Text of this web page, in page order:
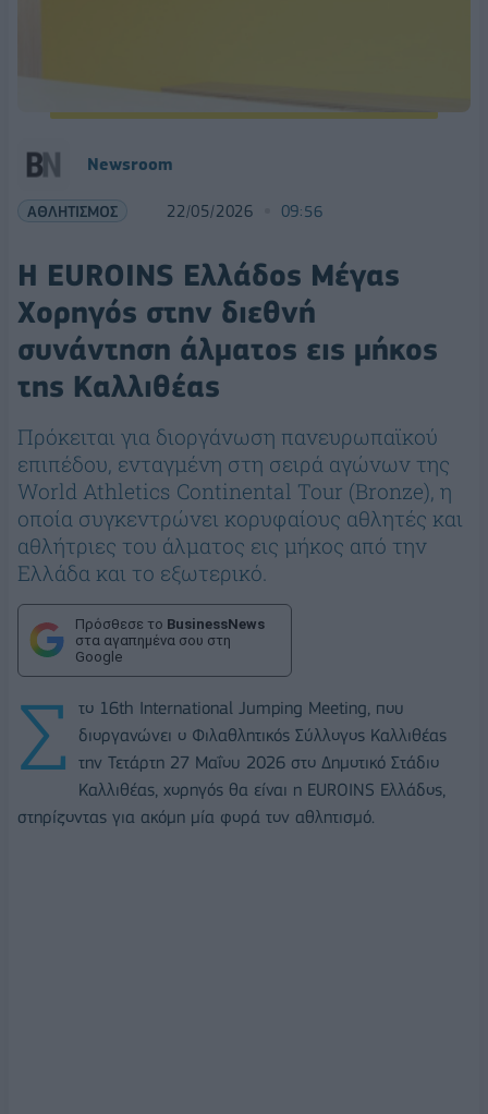
Newsroom
ΑΘΛΗΤΙΣΜΟΣ 22/05/2026 09:56
Η EUROINS Ελλάδος Μέγας
Χορηγός στην διεθνή
συνάντηση άλματος εις μήκος
της Καλλιθέας
Πρόκειται για διοργάνωση πανευρωπαϊκού
επιπέδου, ενταγμένη στη σειρά αγώνων της
World Athletics Continental Tour (Bronze), η
οποία συγκεντρώνει κορυφαίους αθλητές και
αθλήτριες του άλματος εις μήκος από την
Ελλάδα και το εξωτερικό.
Πρόσθεσε το BusinessNews
στα αγαπημένα σου στη
Google
Σ
το 16th International Jumping Meeting, που
διοργανώνει ο Φιλαθλητικός Σύλλογος Καλλιθέας
την Τετάρτη 27 Μαΐου 2026 στο Δημοτικό Στάδιο
Καλλιθέας, χορηγός θα είναι η EUROINS Ελλάδος,
στηρίζοντας για ακόμη μία φορά τον αθλητισμό.